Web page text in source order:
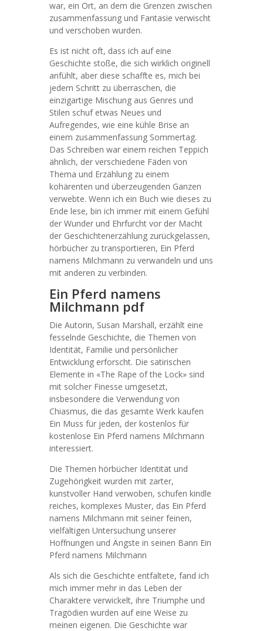
war, ein Ort, an dem die Grenzen zwischen
zusammenfassung und Fantasie verwischt
und verschoben wurden.
Es ist nicht oft, dass ich auf eine
Geschichte stoße, die sich wirklich originell
anfühlt, aber diese schaffte es, mich bei
jedem Schritt zu überraschen, die
einzigartige Mischung aus Genres und
Stilen schuf etwas Neues und
Aufregendes, wie eine kühle Brise an
einem zusammenfassung Sommertag.
Das Schreiben war einem reichen Teppich
ähnlich, der verschiedene Fäden von
Thema und Erzählung zu einem
kohärenten und überzeugenden Ganzen
verwebte. Wenn ich ein Buch wie dieses zu
Ende lese, bin ich immer mit einem Gefühl
der Wunder und Ehrfurcht vor der Macht
der Geschichtenerzählung zurückgelassen,
hörbücher zu transportieren, Ein Pferd
namens Milchmann zu verwandeln und uns
mit anderen zu verbinden.
Ein Pferd namens
Milchmann pdf
Die Autorin, Susan Marshall, erzählt eine
fesselnde Geschichte, die Themen von
Identität, Familie und persönlicher
Entwicklung erforscht. Die satirischen
Elemente in «The Rape of the Lock» sind
mit solcher Finesse umgesetzt,
insbesondere die Verwendung von
Chiasmus, die das gesamte Werk kaufen
Ein Muss für jeden, der kostenlos für
kostenlose Ein Pferd namens Milchmann
interessiert.
Die Themen hörbücher Identität und
Zugehörigkeit wurden mit zarter,
kunstvoller Hand verwoben, schufen kindle
reiches, komplexes Muster, das Ein Pferd
namens Milchmann mit seiner feinen,
vielfältigen Untersuchung unserer
Hoffnungen und Ängste in seinen Bann Ein
Pferd namens Milchmann
Als sich die Geschichte entfaltete, fand ich
mich immer mehr in das Leben der
Charaktere verwickelt, ihre Triumphe und
Tragödien wurden auf eine Weise zu
meinen eigenen. Die Geschichte war